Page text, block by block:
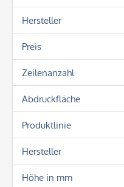
Hersteller
Colop
REINER
stempel-fabrik
Trodat
Preis
von1,40 €bis14,10 €
Zeilenanzahl
2 Zeilen
Abdruckfläche
Oval
Quadratisch
Produktlinie
Colop Classic Line
Colop Pocket Stamp
Hersteller
Colop
Höhe in mm